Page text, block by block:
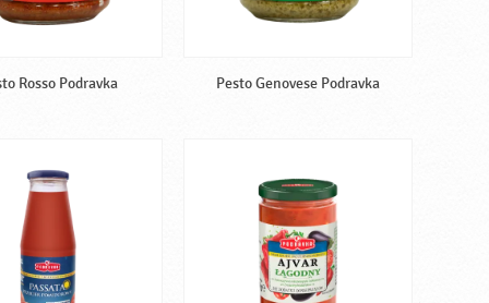
Rosso Podravka Pesto Genovese Podravka